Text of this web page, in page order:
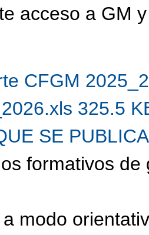
acceso a GM
CFGM
325.5
SE
formativos
a modo